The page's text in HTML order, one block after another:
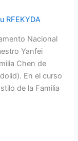
RFEKYDA
Nacional
Yanfei
Chen de
En el curso
de la Familia